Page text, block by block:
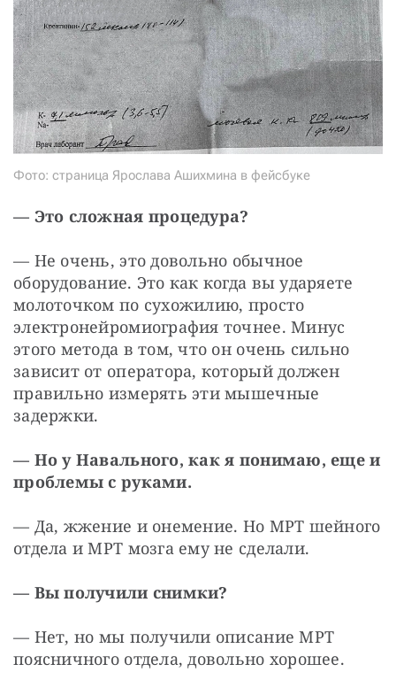
Фото: страница Ярослава Ашихмина в фейсбуке
— Это сложная процедура?
— Не очень, это довольно обычное
оборудование. Это как когда вы ударяете
молоточком по сухожилию, просто
электронейромиография точнее. Минус
этого метода в том, что он очень сильно
зависит от оператора, который должен
правильно измерять эти мышечные
задержки.
— Но у Навального, как я понимаю, еще и
проблемы с руками.
— Да, жжение и онемение. Но МРТ шейного
отдела и МРТ мозга ему не сделали.
— Вы получили снимки?
— Нет, но мы получили описание МРТ
поясничного отдела, довольно хорошее.